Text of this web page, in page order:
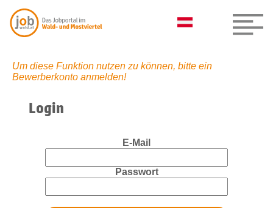
Um diese Funktion nutzen zu können, bitte ein
Bewerberkonto anmelden!
Login
E-Mail
Passwort